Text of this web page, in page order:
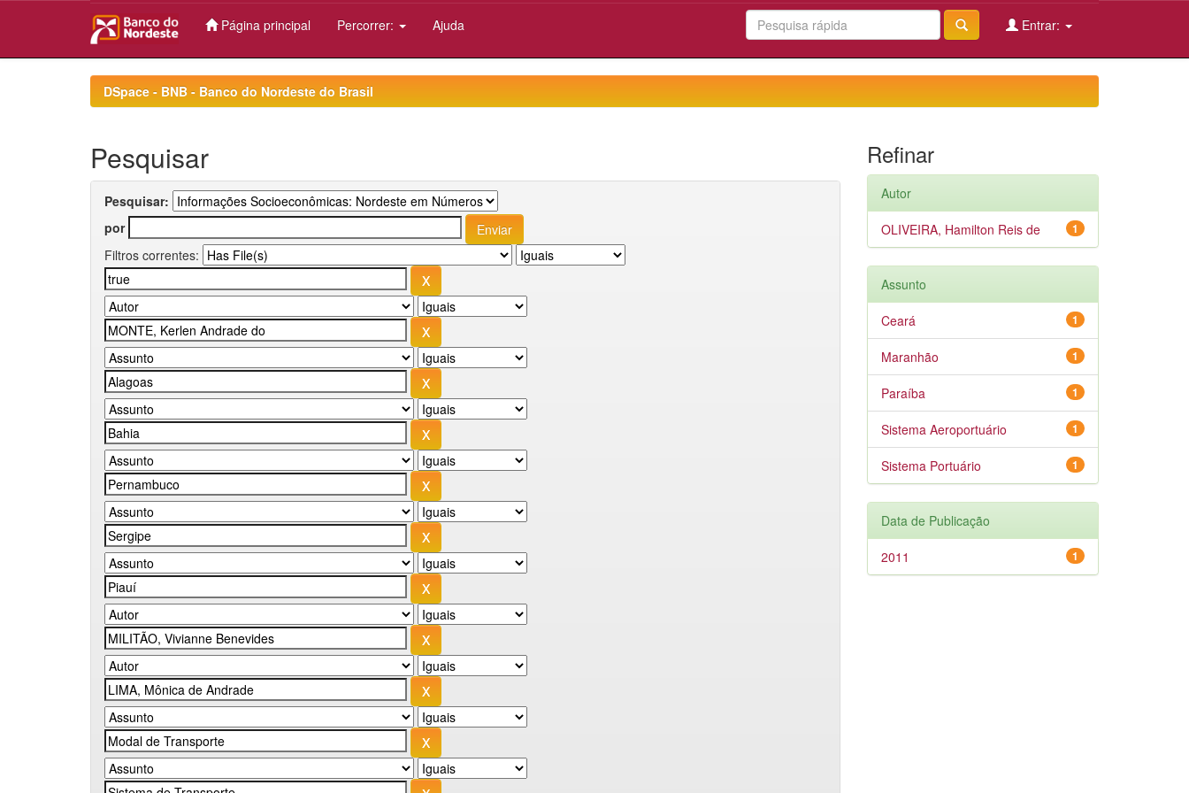
Página principal Percorrer: Ajuda Entrar:
DSpace - BNB - Banco do Nordeste do Brasil
Pesquisar
Pesquisar:
por
Filtros correntes:
Refinar
Autor
1
OLIVEIRA, Hamilton Reis de
Assunto
1
Ceará
1
Maranhão
1
Paraíba
1
Sistema Aeroportuário
1
Sistema Portuário
Data de Publicação
1
2011